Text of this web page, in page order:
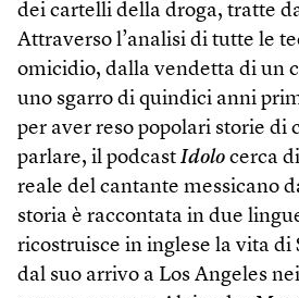
dei cartelli della droga, tratte
Attraverso l’analisi di tutte le
omicidio, dalla vendetta di un
uno sgarro di quindici anni
per aver reso popolari storie di
parlare, il podcast Idolo cerca
reale del cantante messicano
storia è raccontata in due
ricostruisce in inglese la vita di
dal suo arrivo a Los Angeles